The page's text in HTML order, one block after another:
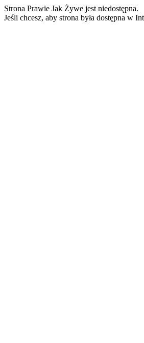
Strona Prawie Jak Żywe jest niedostępna.
Jeśli chcesz, aby strona była dostępna w